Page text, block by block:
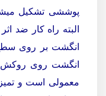
پوششی تشکیل
البته راه کار ضد
انگشت بر روی سطح
انگشت روی روکش
معمولی است و